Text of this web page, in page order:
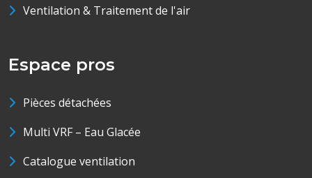
Ventilation & Traitement de l'air
Espace pros
Pièces détachées
Multi VRF – Eau Glacée
Catalogue ventilation